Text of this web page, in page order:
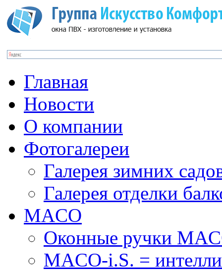
Главная
Новости
О компании
Фотогалереи
Галерея зимних
Галерея отделки
MACO
Оконные ручки
MACO-i.S. =